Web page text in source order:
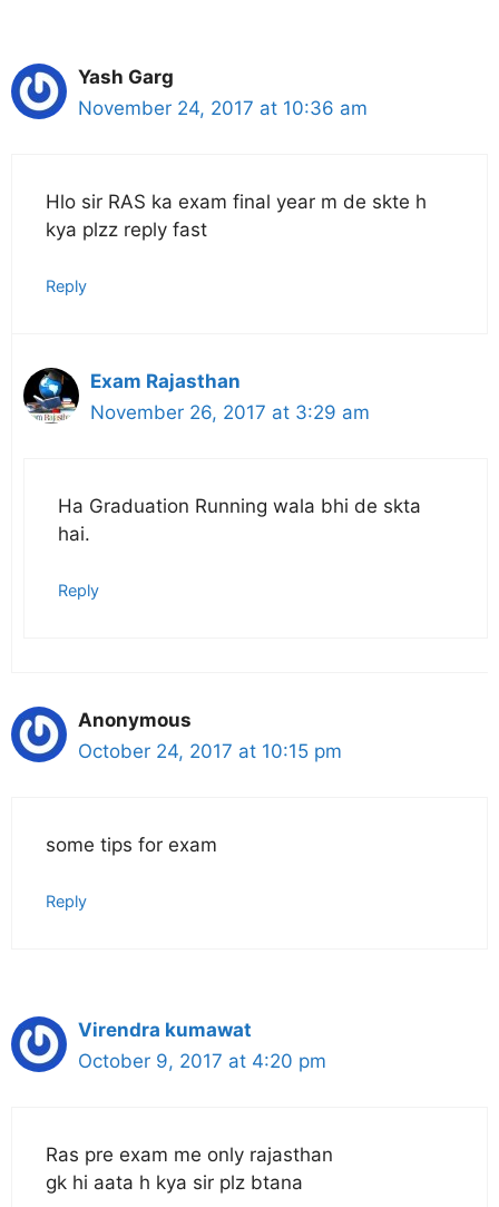
Yash Garg
November 24, 2017 at 10:36 am
Hlo sir RAS ka exam final year m de skte h
kya plzz reply fast
Reply
Exam Rajasthan
November 26, 2017 at 3:29 am
Ha Graduation Running wala bhi de skta
hai.
Reply
Anonymous
October 24, 2017 at 10:15 pm
some tips for exam
Reply
Virendra kumawat
October 9, 2017 at 4:20 pm
Ras pre exam me only rajasthan
gk hi aata h kya sir plz btana